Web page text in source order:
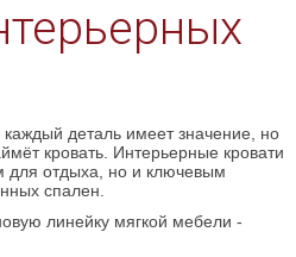
деталь имеет значение, но
кровать. Интерьерные кровати
для отдыха, но и ключевым
спален.
линейку мягкой мебели -